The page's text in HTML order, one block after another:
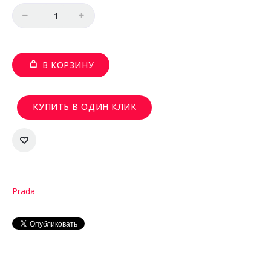
В КОРЗИНУ
КУПИТЬ В ОДИН КЛИК
Prada